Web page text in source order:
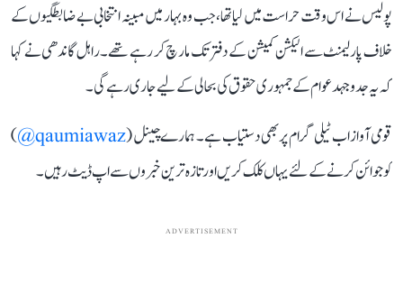
پولیس نے اس وقت حراست میں لیا تھا، جب وہ بہار میں مبینہ انتخابی بے ضابطگیوں کے
خلاف پارلیمنٹ سے الیکشن کمیشن کے دفتر تک مارچ کر رہے تھے۔ راہل گاندھی نے کہا
کہ یہ جدوجہد عوام کے جمہوری حقوق کی بحالی کے لیے جاری رہے گی۔
قومی آواز اب ٹیلی گرام پر بھی دستیاب ہے۔ ہمارے چینل (qaumiawaz@
)
کو جوائن کرنے کے لئے یہاں کلک کریں اور تازہ ترین خبروں سے اپ ڈیٹ رہیں۔
ADVERTISEMENT